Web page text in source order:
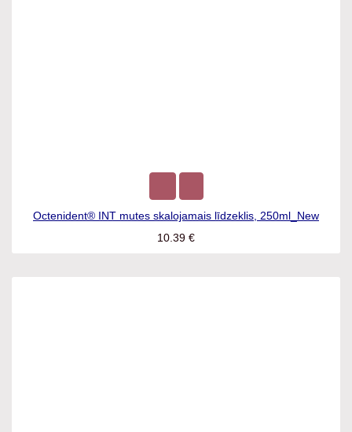
Octenident® INT mutes skalojamais līdzeklis, 250ml_New
10.39€